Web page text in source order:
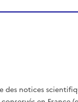
des notices